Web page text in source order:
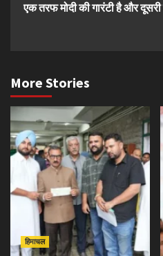
एक तरफ मोदी की गारंटी है और
More Stories
हिमाचल